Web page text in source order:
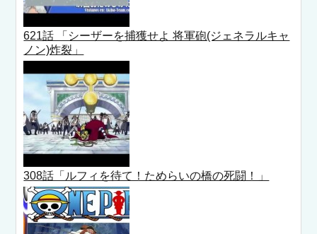
621話 「シーザーを捕獲せよ 将軍砲(ジェネラルキャ
ノン)炸裂」
308話「ルフィを待て！ためらいの橋の死闘！」